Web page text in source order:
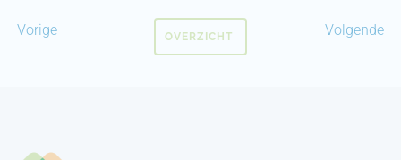
Vorige Volgende
OVERZICHT